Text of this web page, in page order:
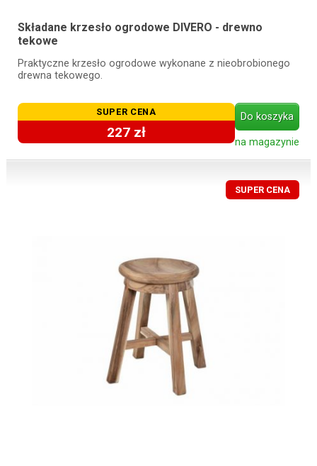
Składane krzesło ogrodowe DIVERO - drewno
tekowe
Praktyczne krzesło ogrodowe wykonane z nieobrobionego
drewna tekowego.
SUPER CENA
227 zł
Do koszyka
na magazynie
SUPER CENA